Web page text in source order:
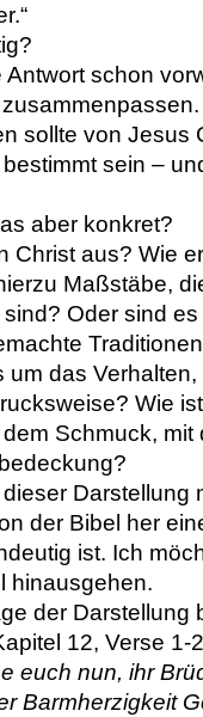
Antwort schon
sollte von Jesus
sein –
aber konkret?
Christ aus? Wie
Maßstäbe,
Oder sind
um das
Wie
Schmuck, mit
Darstellung
der Bibel her
ist. Ich
hinausgehen.
der Darstellung
12, Verse 1-
euch nun, ihr
Barmherzigkeit